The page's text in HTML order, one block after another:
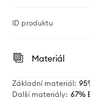
ID produktu
Materiál
Základní materiál:
Další materiály: 67%